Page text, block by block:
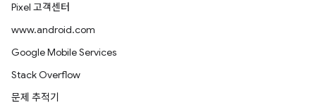
Pixel 고객센터
www.android.com
Google Mobile Services
Stack Overflow
문제 추적기